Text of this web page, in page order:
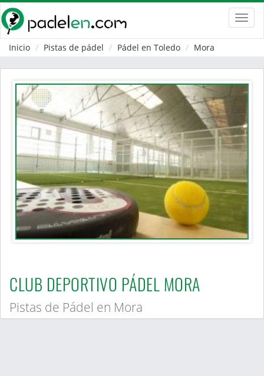
Inicio
Pistas de pádel Pádel en Toledo Mora
CLUB DEPORTIVO PÁDEL MORA
Pistas de Pádel en Mora